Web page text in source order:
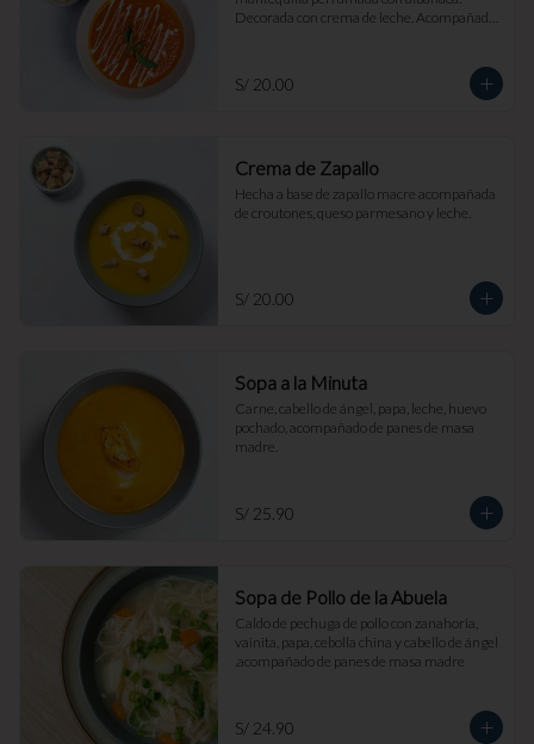
Decorada con crema de leche. Acompañada
S/ 20.00
Crema de Zapallo
Hecha a base de zapallo macre acompañada
de croutones, queso parmesano y leche.
S/ 20.00
Sopa a la Minuta
Carne, cabello de ángel, papa, leche, huevo
pochado, acompañado de panes de masa
madre.
S/ 25.90
Sopa de Pollo de la Abuela
Caldo de pechuga de pollo con zanahoria,
vainita, papa, cebolla china y cabello de ángel
.acompañado de panes de masa madre
S/ 24.90